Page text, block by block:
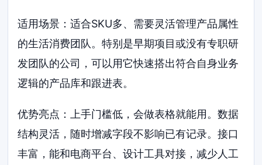
适用场景：适合SKU多、需要灵活管理产品属性
的生活消费团队。特别是早期项目或没有专职研
发团队的公司，可以用它快速搭出符合自身业务
逻辑的产品库和跟进表。
优势亮点：上手门槛低，会做表格就能用。数据
结构灵活，随时增减字段不影响已有记录。接口
丰富，能和电商平台、设计工具对接，减少人工